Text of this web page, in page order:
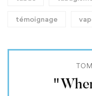
témoignage